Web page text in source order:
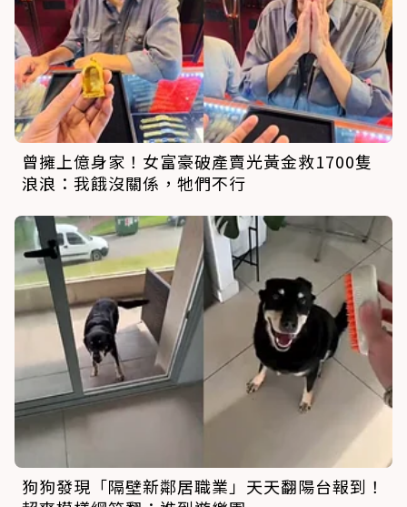
曾擁上億身家！女富豪破產賣光黃金救1700隻
浪浪：我餓沒關係，牠們不行
狗狗發現「隔壁新鄰居職業」天天翻陽台報到！